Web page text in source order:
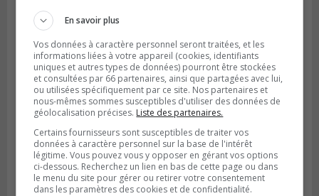
Publié le 6 août 2026 à 05h39
La grenade du camping du lac Cristal était
inoffensive
En savoir plus
Vos données à caractère personnel seront traitées, et les
informations liées à votre appareil (cookies, identifiants
uniques et autres types de données) pourront être stockées
et consultées par 66 partenaires, ainsi que partagées avec lui,
ou utilisées spécifiquement par ce site. Nos partenaires et
nous-mêmes sommes susceptibles d'utiliser des données de
géolocalisation précises. Liste des partenaires.
Certains fournisseurs sont susceptibles de traiter vos
données à caractère personnel sur la base de l'intérêt
légitime. Vous pouvez vous y opposer en gérant vos options
ci-dessous. Recherchez un lien en bas de cette page ou dans
le menu du site pour gérer ou retirer votre consentement
dans les paramètres des cookies et de confidentialité.